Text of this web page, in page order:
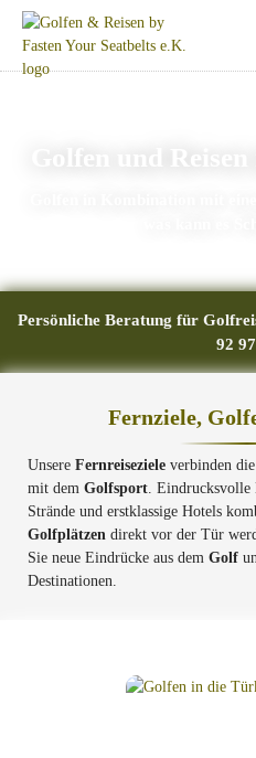
Persönliche Beratung für
92
Fernziele,
Unsere Fernreiseziele verbinden
mit dem Golfsport. Eindrucksvolle
Strände und erstklassige Hotels
Golfplätzen direkt vor der Tür
Sie neue Eindrücke aus dem Golf
Destinationen.